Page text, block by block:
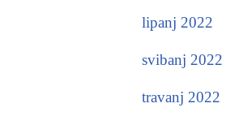
lipanj 2022
svibanj 2022
travanj 2022